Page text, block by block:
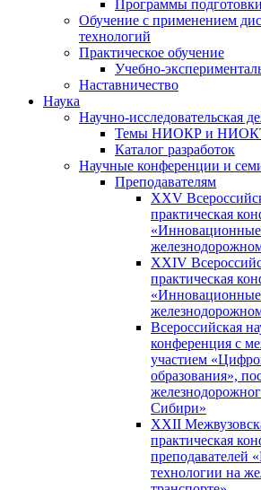
Программы
Обучение с применением
технологий
Практическое обучение
Учебно-
Наставничество
Наука
Научно-исследовательская
Темы НИОКР и
Каталог разработок
Научные конференции и
Преподавателям
XXV
практическая
«Инновационные
XXIV
практическая
«Инновационные
Всероссийская
конференция с
участием
образования»,
Сибири»
XXII
практическая
преподавателей
технологии на